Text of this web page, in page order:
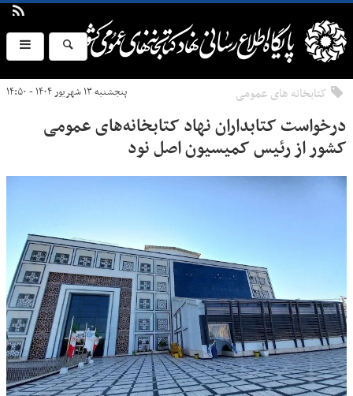
کتابخانه های عمومی پنجشنبه ۱۳ شهریور ۱۴۰۴ - ۱۴:۵۰
درخواست کتابداران نهاد کتابخانه‌های عمومی
کشور از رئیس کمیسیون اصل نود